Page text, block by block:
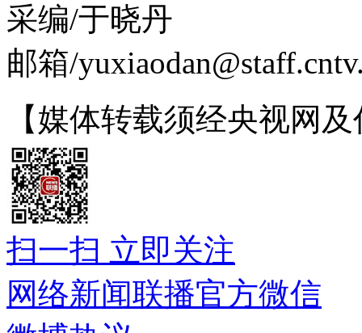
采编/于晓丹
邮箱/
【媒体转载须经央视网
扫一扫 立即关注
网络新闻联播官方微信